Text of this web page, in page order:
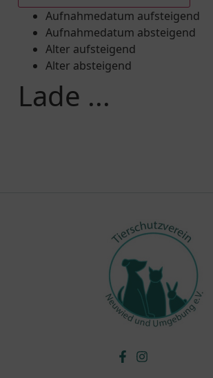
Aufnahmedatum aufsteigend
Aufnahmedatum absteigend
Alter aufsteigend
Alter absteigend
Lade ...